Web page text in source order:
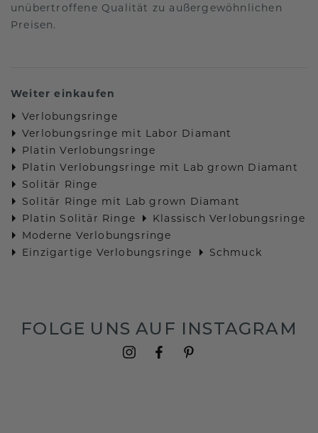
unübertroffene Qualität zu außergewöhnlichen
Preisen.
Weiter einkaufen
Verlobungsringe
Verlobungsringe mit Labor Diamant
Platin Verlobungsringe
Platin Verlobungsringe mit Lab grown Diamant
Solitär Ringe
Solitär Ringe mit Lab grown Diamant
Platin Solitär Ringe
Klassisch Verlobungsringe
Moderne Verlobungsringe
Einzigartige Verlobungsringe
Schmuck
FOLGE UNS AUF INSTAGRAM